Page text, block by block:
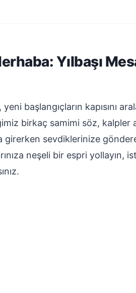
Yılbaşı
başlangıçların kapısını
birkaç samimi söz, kalpler
girerken sevdiklerinize
neşeli bir espri yollayın,